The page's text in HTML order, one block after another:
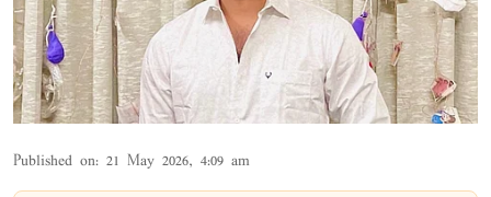
Published on: 21 May 2026, 4:09 am